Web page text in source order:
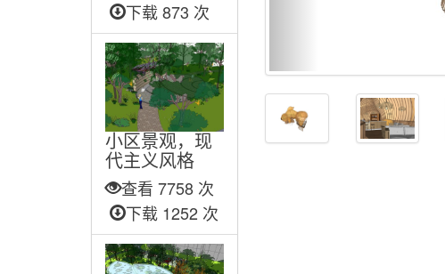
下载 873 次
小区景观，现
代主义风格
查看 7758 次
下载 1252 次